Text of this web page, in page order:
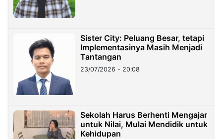
Sister City: Peluang Besar, tetapi
Implementasinya Masih Menjadi
Tantangan
23/07/2026 - 20:08
Sekolah Harus Berhenti Mengajar
untuk Nilai, Mulai Mendidik untuk
Kehidupan